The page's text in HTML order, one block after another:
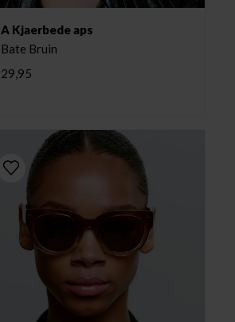
A Kjaerbede aps
Bate Bruin
29,95